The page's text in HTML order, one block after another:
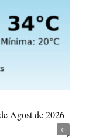
Agost de 2026
0